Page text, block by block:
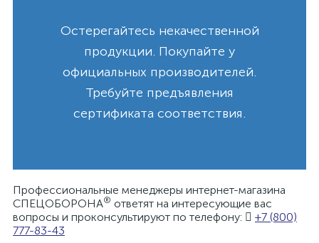
Остерегайтесь некачественной
продукции. Покупайте у
официальных производителей.
Требуйте предъявления
сертификата соответствия.
Профессиональные менеджеры интернет-магазина
СПЕЦОБОРОНА® ответят на интересующие вас
вопросы и проконсультируют по телефону:
+7 (800)
777-83-43